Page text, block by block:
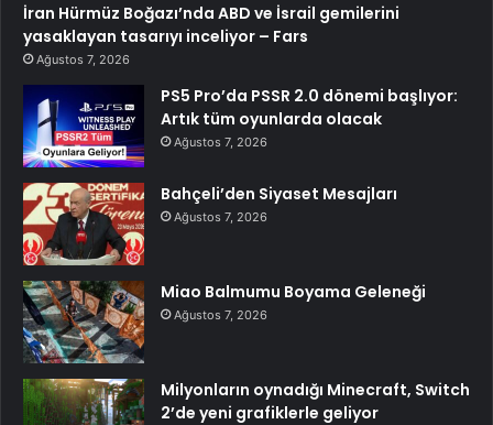
İran Hürmüz Boğazı’nda ABD ve İsrail gemilerini
yasaklayan tasarıyı inceliyor – Fars
Ağustos 7, 2026
PS5 Pro’da PSSR 2.0 dönemi başlıyor:
Artık tüm oyunlarda olacak
Ağustos 7, 2026
Bahçeli’den Siyaset Mesajları
Ağustos 7, 2026
Miao Balmumu Boyama Geleneği
Ağustos 7, 2026
Milyonların oynadığı Minecraft, Switch
2’de yeni grafiklerle geliyor